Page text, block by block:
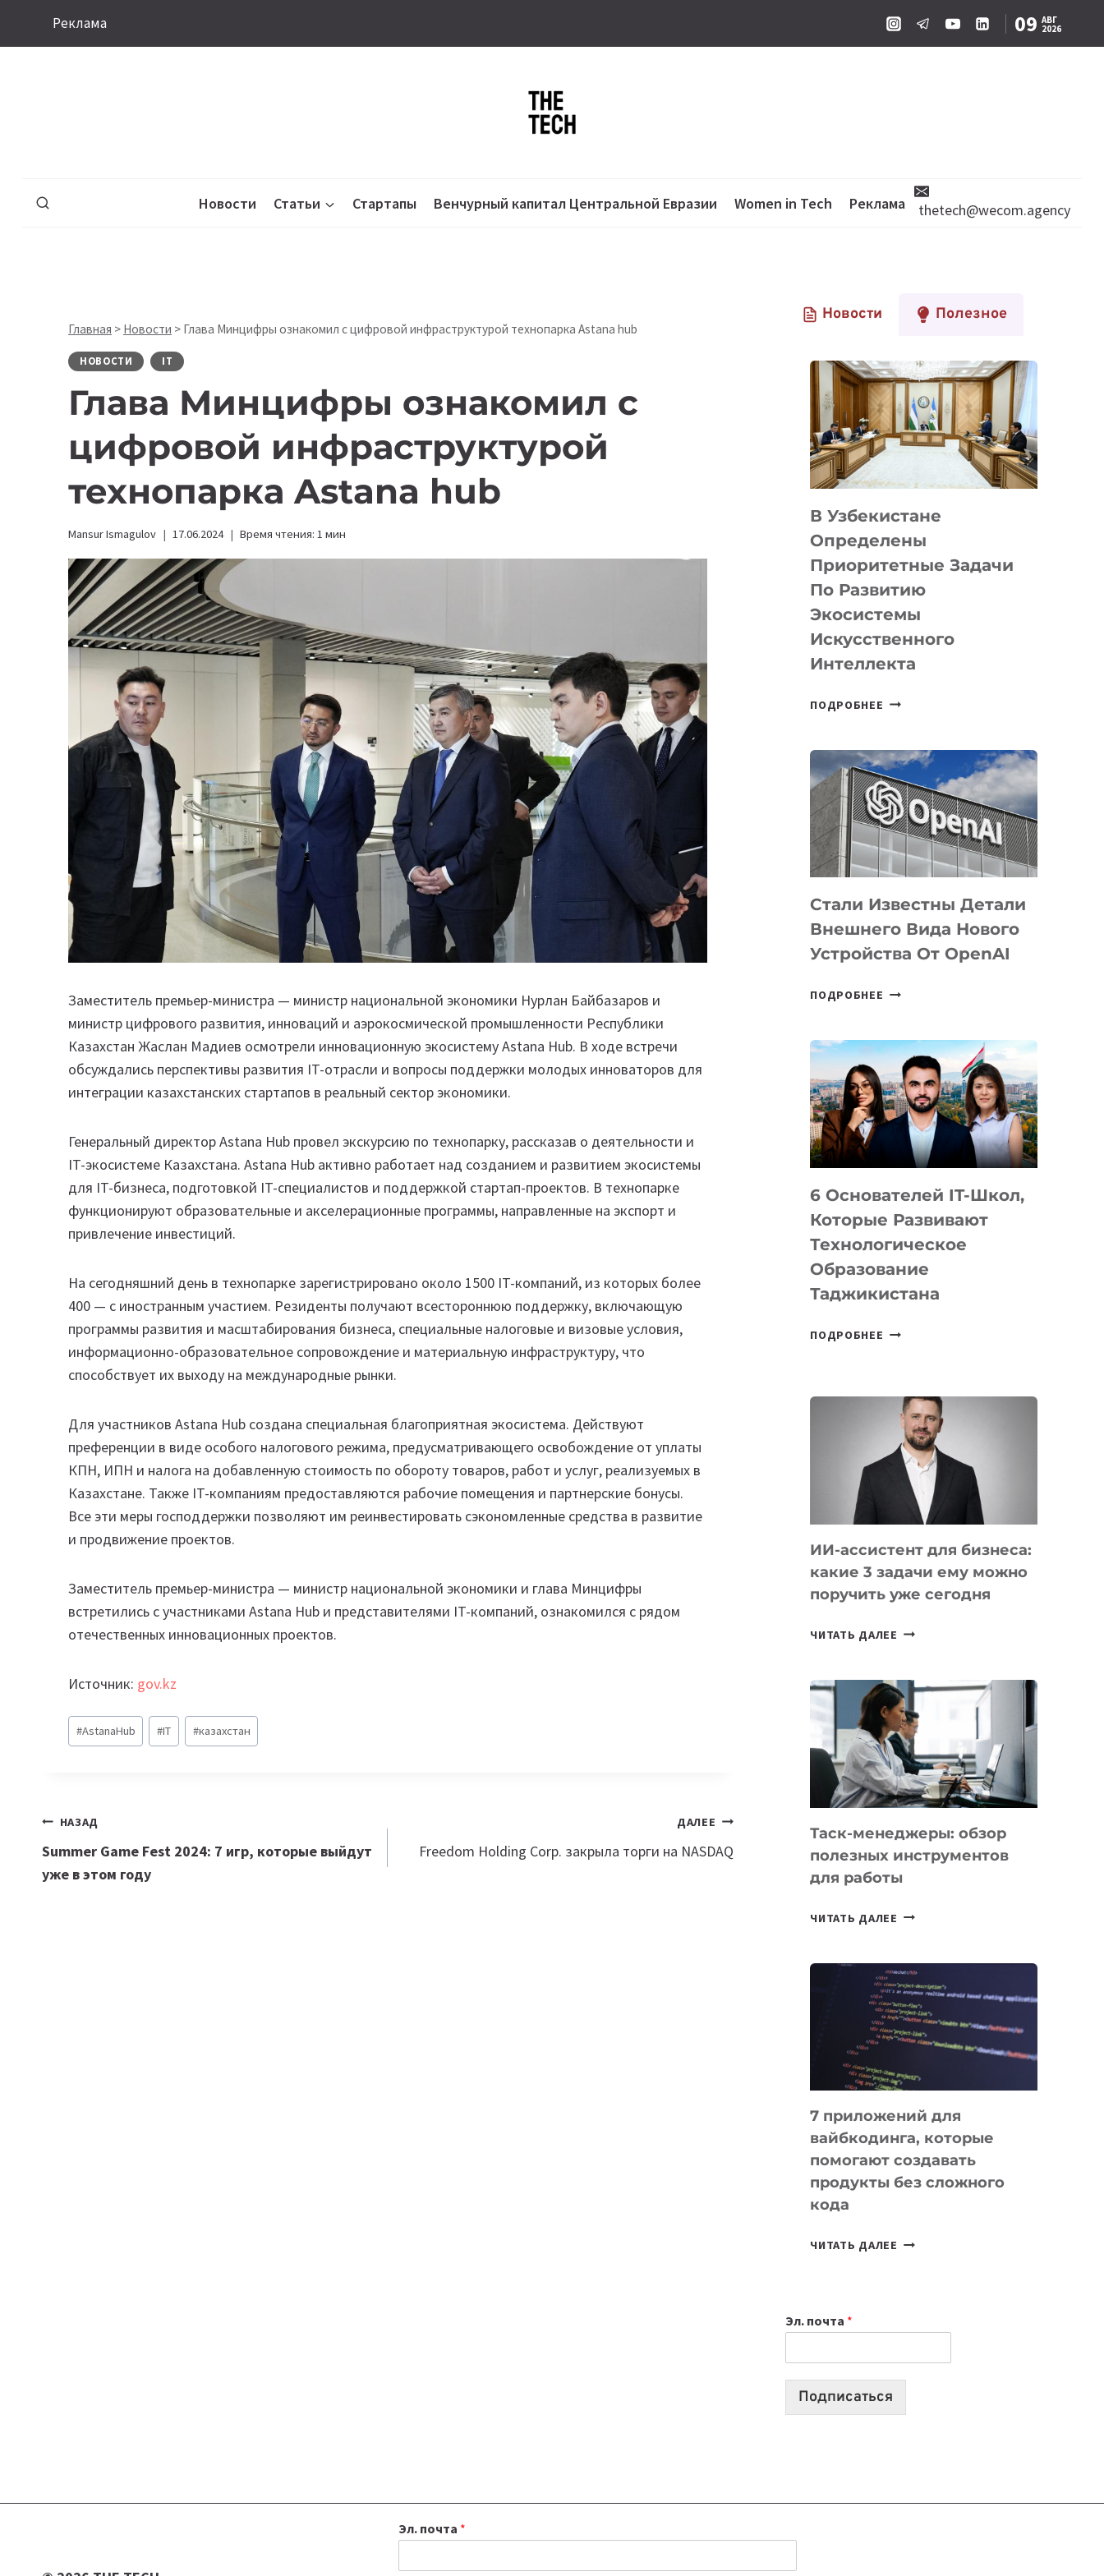
Реклама 09 АВГ
2026
Новости Статьи Стартапы Венчурный капитал Центральной Евразии Women in Tech Реклама thetech@wecom.agency
Главная > Новости > Глава Минцифры ознакомил с цифровой инфраструктурой технопарка Astana hub
НОВОСТИ IT
Глава Минцифры ознакомил с
цифровой инфраструктурой
технопарка Astana hub
Mansur Ismagulov 17.06.2024 Время чтения: 1 мин
Заместитель премьер-министра — министр национальной экономики Нурлан Байбазаров и
министр цифрового развития, инноваций и аэрокосмической промышленности Республики
Казахстан Жаслан Мадиев осмотрели инновационную экосистему Astana Hub. В ходе встречи
обсуждались перспективы развития IT-отрасли и вопросы поддержки молодых инноваторов для
интеграции казахстанских стартапов в реальный сектор экономики.
Генеральный директор Astana Hub провел экскурсию по технопарку, рассказав о деятельности и
IT-экосистеме Казахстана. Astana Hub активно работает над созданием и развитием экосистемы
для IT-бизнеса, подготовкой IT-специалистов и поддержкой стартап-проектов. В технопарке
функционируют образовательные и акселерационные программы, направленные на экспорт и
привлечение инвестиций.
На сегодняшний день в технопарке зарегистрировано около 1500 IT-компаний, из которых более
400 — с иностранным участием. Резиденты получают всестороннюю поддержку, включающую
программы развития и масштабирования бизнеса, специальные налоговые и визовые условия,
информационно-образовательное сопровождение и материальную инфраструктуру, что
способствует их выходу на международные рынки.
Для участников Astana Hub создана специальная благоприятная экосистема. Действуют
преференции в виде особого налогового режима, предусматривающего освобождение от уплаты
КПН, ИПН и налога на добавленную стоимость по обороту товаров, работ и услуг, реализуемых в
Казахстане. Также IT-компаниям предоставляются рабочие помещения и партнерские бонусы.
Все эти меры господдержки позволяют им реинвестировать сэкономленные средства в развитие
и продвижение проектов.
Заместитель премьер-министра — министр национальной экономики и глава Минцифры
встретились с участниками Astana Hub и представителями IT-компаний, ознакомился с рядом
отечественных инновационных проектов.
Источник: gov.kz
Метки
записи:
#AstanaHub #IT #казахстан
Навигация
по
НАЗАД
Summer Game Fest 2024: 7 игр, которые выйдут
уже в этом году
ДАЛЕЕ
Freedom Holding Corp. закрыла торги на NASDAQ
Новости Полезное
В Узбекистане
Определены
Приоритетные Задачи
По Развитию
Экосистемы
Искусственного
Интеллекта
ПОДРОБНЕЕ В
ПРИОРИТЕТНЫЕ
ЗАДАЧИ
ПО
РАЗВИТИЮ
ЭКОСИСТЕМЫ
ИСКУССТВЕННОГО
Стали Известны Детали
Внешнего Вида Нового
Устройства От OpenAI
ПОДРОБНЕЕ СТАЛИ
ВНЕШНЕГО
ВИДА
НОВОГО
УСТРОЙСТВА
OPENAI
6 Основателей IT-Школ,
Которые Развивают
Технологическое
Образование
Таджикистана
ПОДРОБНЕЕ
КОТОРЫЕ
РАЗВИВАЮТ
ТЕХНОЛОГИЧЕСКОЕ
ОБРАЗОВАНИЕ
ТАДЖИКИСТАНА
ИИ-ассистент для бизнеса:
какие 3 задачи ему можно
поручить уже сегодня
ЧИТАТЬ ДАЛЕЕ ИИ-
БИЗНЕСА:
КАКИЕ
3
ЗАДАЧИ
ЕМУ
МОЖНО
УЖЕ
СЕГОДНЯ
Таск-менеджеры: обзор
полезных инструментов
для работы
ЧИТАТЬ ДАЛЕЕ ТАСК-
ПОЛЕЗНЫХ
ИНСТРУМЕНТОВ
ДЛЯ
РАБОТЫ
7 приложений для
вайбкодинга, которые
помогают создавать
продукты без сложного
кода
ЧИТАТЬ ДАЛЕЕ
СОЗДАВАТЬ
ПРОДУКТЫ
Эл. почта *
Подписаться
Эл. почта *